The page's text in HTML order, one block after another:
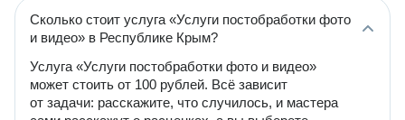
Сколько стоит услуга «Услуги постобработки фото
и видео» в Республике Крым?
Услуга «Услуги постобработки фото и видео»
может стоить от 100 рублей. Всё зависит
от задачи: расскажите, что случилось, и мастера